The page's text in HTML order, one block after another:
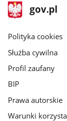
stopka
gov.pl
Strona
gov.pl
gov.pl
Polityka cookies
Służba cywilna
Profil zaufany
BIP
Prawa autorskie
Warunki